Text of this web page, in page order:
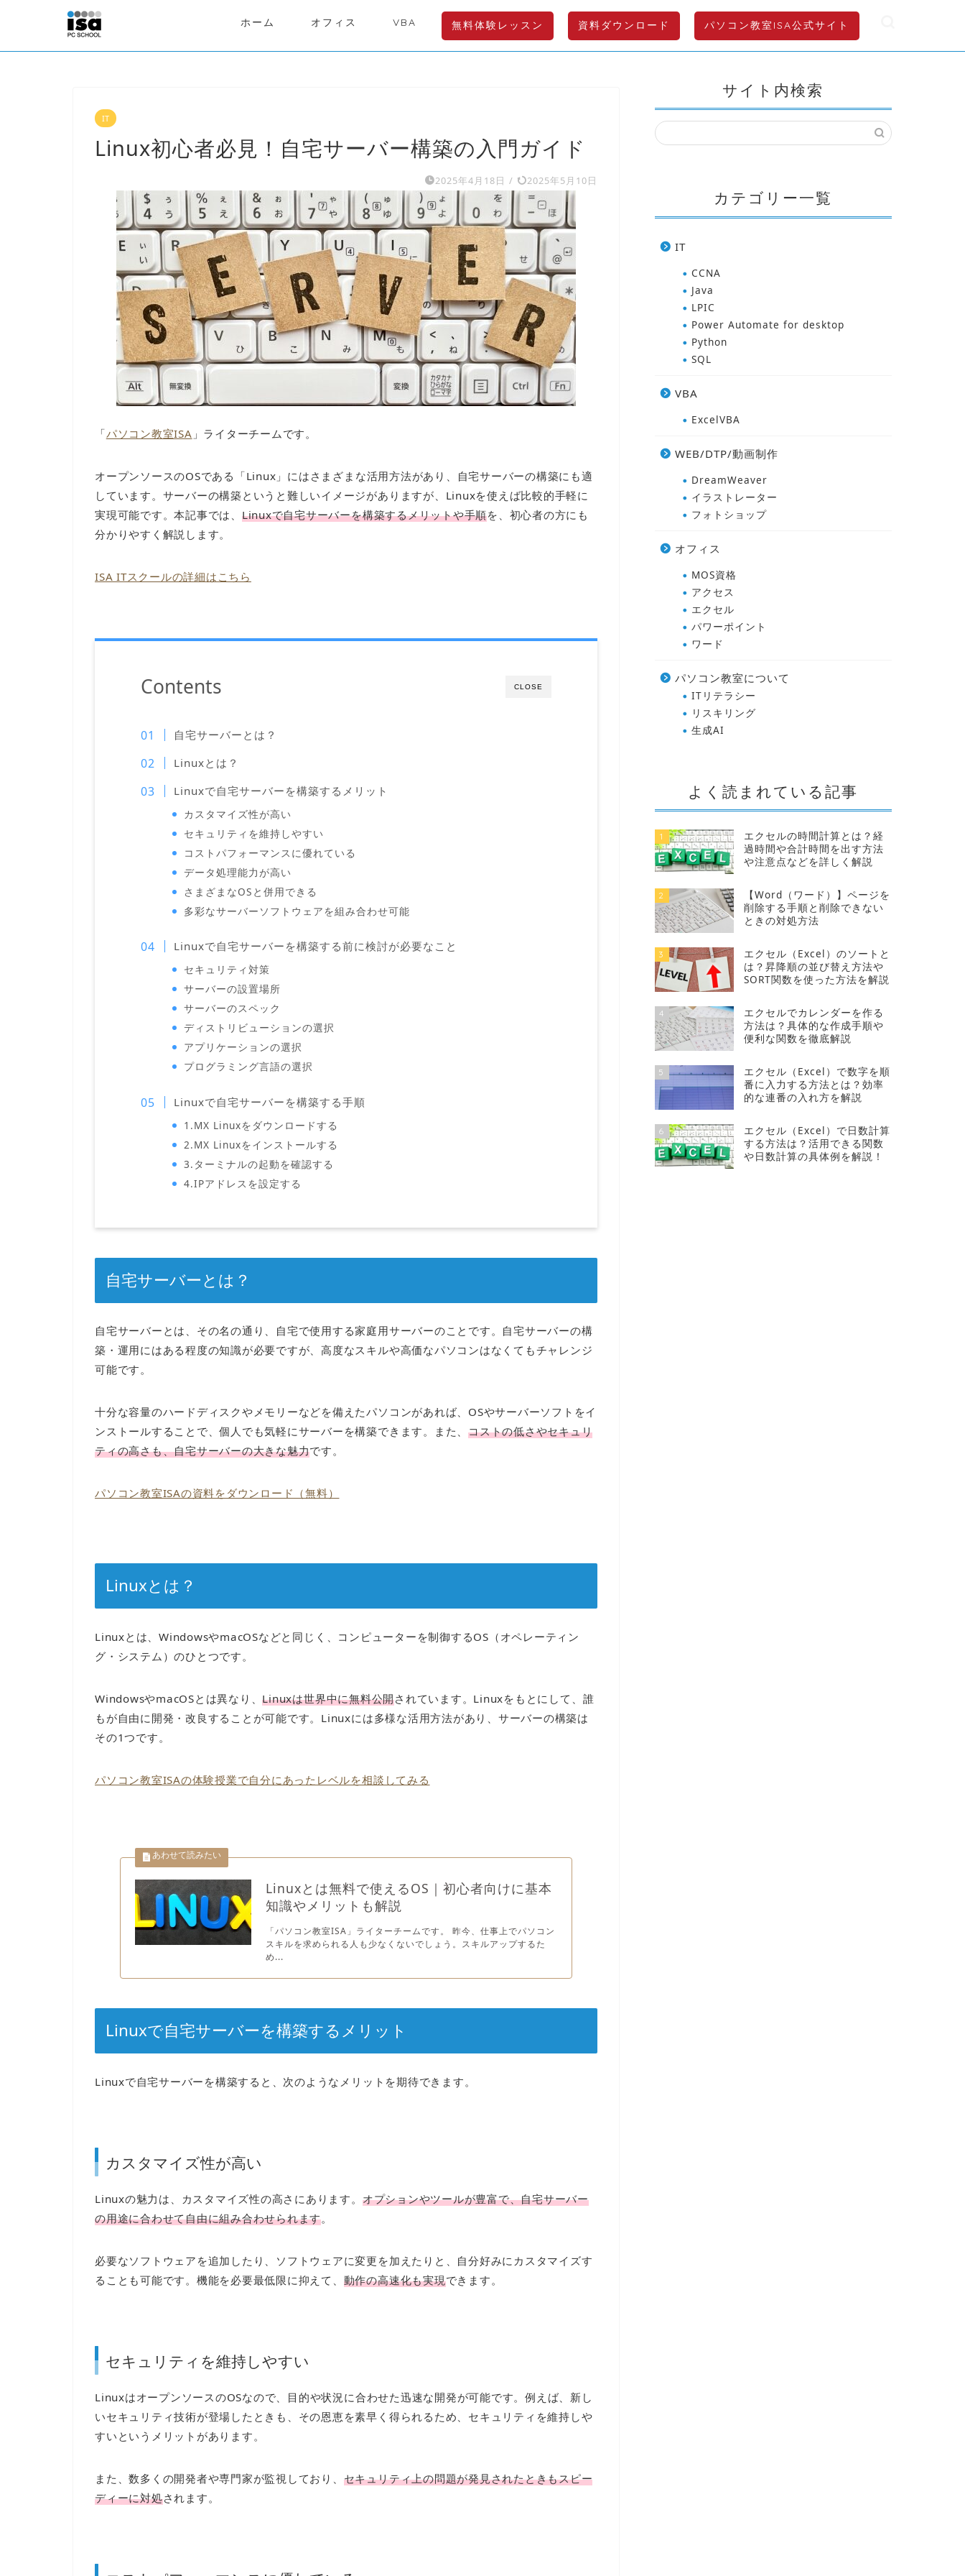
ホーム オフィス VBA 無料体験レッスン 資料ダウンロード パソコン教室ISA公式サイト
IT
Linux初心者必見！自宅サーバー構築の入門ガイド
2025年4月18日 / 2025年5月10日
「パソコン教室ISA 」ライターチームです。
オープンソースのOSである「Linux」にはさまざまな活用方法があり、自宅サーバーの構築にも適
しています。サーバーの構築というと難しいイメージがありますが、Linuxを使えば比較的手軽に
実現可能です。本記事では、 Linuxで自宅サーバーを構築するメリットや手順を、初心者の方にも
分かりやすく解説します。
ISA ITスクールの詳細はこちら
CLOSE
Contents
自宅サーバーとは？
Linuxとは？
Linuxで自宅サーバーを構築するメリット
カスタマイズ性が高い
セキュリティを維持しやすい
コストパフォーマンスに優れている
データ処理能力が高い
さまざまなOSと併用できる
多彩なサーバーソフトウェアを組み合わせ可能
Linuxで自宅サーバーを構築する前に検討が必要なこと
セキュリティ対策
サーバーの設置場所
サーバーのスペック
ディストリビューションの選択
アプリケーションの選択
プログラミング言語の選択
Linuxで自宅サーバーを構築する手順
1.MX Linuxをダウンロードする
2.MX Linuxをインストールする
3.ターミナルの起動を確認する
4.IPアドレスを設定する
自宅サーバーとは？
自宅サーバーとは、その名の通り、自宅で使用する家庭用サーバーのことです。自宅サーバーの構
築・運用にはある程度の知識が必要ですが、高度なスキルや高価なパソコンはなくてもチャレンジ
可能です。
十分な容量のハードディスクやメモリーなどを備えたパソコンがあれば、OSやサーバーソフトをイ
ンストールすることで、個人でも気軽にサーバーを構築できます。また、コストの低さやセキュリ
ティの高さも、自宅サーバーの大きな魅力です。
パソコン教室ISAの資料をダウンロード（無料）
Linuxとは？
Linuxとは、WindowsやmacOSなどと同じく、コンピューターを制御するOS（オペレーティン
グ・システム）のひとつです。
WindowsやmacOSとは異なり、Linuxは世界中に無料公開されています。Linuxをもとにして、誰
もが自由に開発・改良することが可能です。Linuxには多様な活用方法があり、サーバーの構築は
その1つです。
パソコン教室ISAの体験授業で自分にあったレベルを相談してみる
Linuxとは無料で使えるOS｜初心者向けに基本
知識やメリットも解説
「パソコン教室ISA」ライターチームです。 昨今、仕事上でパソコン
スキルを求められる人も少なくないでしょう。スキルアップするた
め...
Linuxで自宅サーバーを構築するメリット
Linuxで自宅サーバーを構築すると、次のようなメリットを期待できます。
カスタマイズ性が高い
Linuxの魅力は、カスタマイズ性の高さにあります。 オプションやツールが豊富で、自宅サーバー
の用途に合わせて自由に組み合わせられます。
必要なソフトウェアを追加したり、ソフトウェアに変更を加えたりと、自分好みにカスタマイズす
ることも可能です。機能を必要最低限に抑えて、 動作の高速化も実現できます。
セキュリティを維持しやすい
LinuxはオープンソースのOSなので、目的や状況に合わせた迅速な開発が可能です。例えば、新し
いセキュリティ技術が登場したときも、その恩恵を素早く得られるため、セキュリティを維持しや
すいというメリットがあります。
また、数多くの開発者や専門家が監視しており、 セキュリティ上の問題が発見されたときもスピー
ディーに対処されます。
サイト内検索
カテゴリー一覧
IT
CCNA
Java
LPIC
Power Automate for desktop
Python
SQL
VBA
ExcelVBA
WEB/DTP/動画制作
DreamWeaver
イラストレーター
フォトショップ
オフィス
MOS資格
アクセス
エクセル
パワーポイント
ワード
パソコン教室について
ITリテラシー
リスキリング
生成AI
よく読まれている記事
1
エクセルの時間計算とは？経
過時間や合計時間を出す方法
や注意点などを詳しく解説
2
【Word（ワード）】ページを
削除する手順と削除できない
ときの対処方法
3
エクセル（Excel）のソートと
は？昇降順の並び替え方法や
SORT関数を使った方法を解説
4
エクセルでカレンダーを作る
方法は？具体的な作成手順や
便利な関数を徹底解説
5
エクセル（Excel）で数字を順
番に入力する方法とは？効率
的な連番の入れ方を解説
6
エクセル（Excel）で日数計算
する方法は？活用できる関数
や日数計算の具体例を解説！